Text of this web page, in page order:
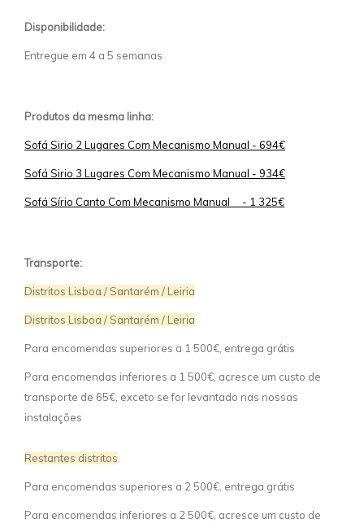
Disponibilidade:
Entregue em 4 a 5 semanas
Produtos da mesma linha:
Sofá Sirio 2 Lugares Com Mecanismo Manual - 694€
Sofá Sirio 3 Lugares Com Mecanismo Manual - 934€
Sofá Sírio Canto Com Mecanismo Manual - 1 325€
Transporte:
Distritos Lisboa / Santarém / Leiria
Distritos Lisboa / Santarém / Leiria
Para encomendas superiores a 1 500€, entrega grátis
Para encomendas inferiores a 1 500€, acresce um custo de
transporte de 65€, exceto se for levantado nas nossas
instalações
Restantes distritos
Para encomendas superiores a 2 500€, entrega grátis
Para encomendas inferiores a 2 500€, acresce um custo de